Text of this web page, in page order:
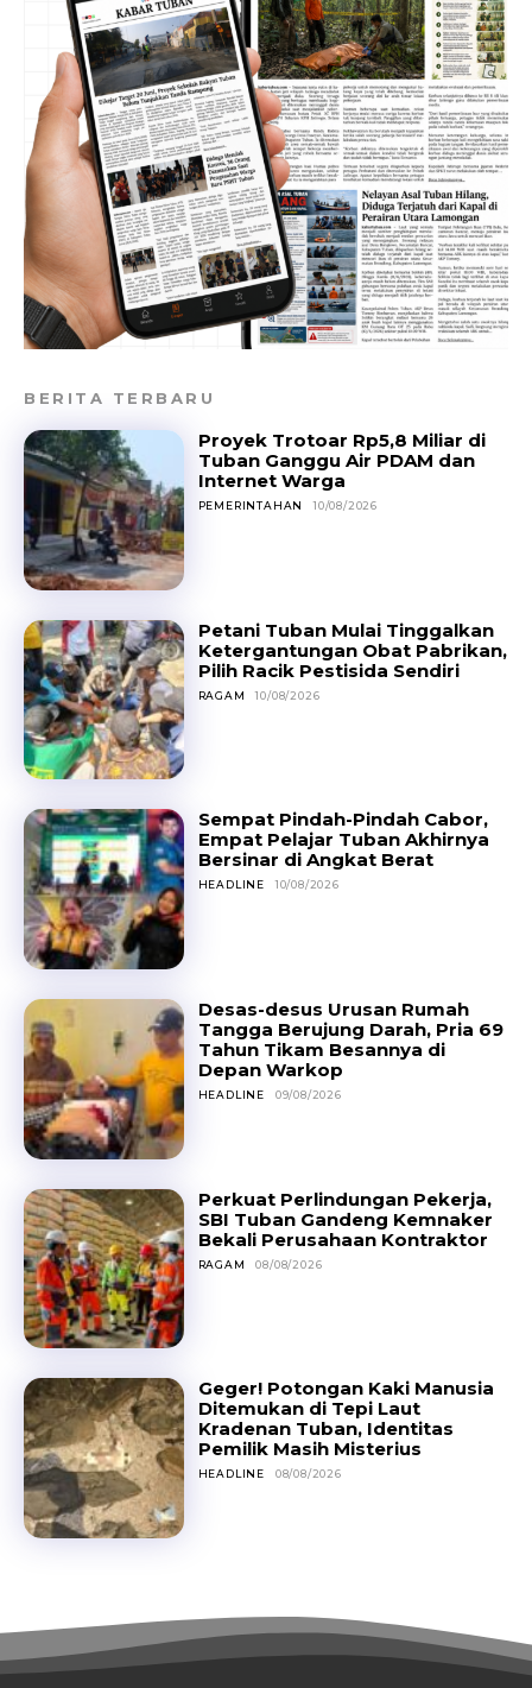
BERITA TERBARU
Proyek Trotoar Rp5,8 Miliar di
Tuban Ganggu Air PDAM dan
Internet Warga
PEMERINTAHAN 10/08/2026
Petani Tuban Mulai Tinggalkan
Ketergantungan Obat Pabrikan,
Pilih Racik Pestisida Sendiri
RAGAM 10/08/2026
Sempat Pindah-Pindah Cabor,
Empat Pelajar Tuban Akhirnya
Bersinar di Angkat Berat
HEADLINE 10/08/2026
Desas-desus Urusan Rumah
Tangga Berujung Darah, Pria 69
Tahun Tikam Besannya di
Depan Warkop
HEADLINE 09/08/2026
Perkuat Perlindungan Pekerja,
SBI Tuban Gandeng Kemnaker
Bekali Perusahaan Kontraktor
RAGAM 08/08/2026
Geger! Potongan Kaki Manusia
Ditemukan di Tepi Laut
Kradenan Tuban, Identitas
Pemilik Masih Misterius
HEADLINE 08/08/2026